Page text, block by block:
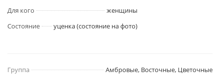
Для кого
женщины
Состояние
уценка (состояние на фото)
Группа
Амбровые, Восточные, Цветочные